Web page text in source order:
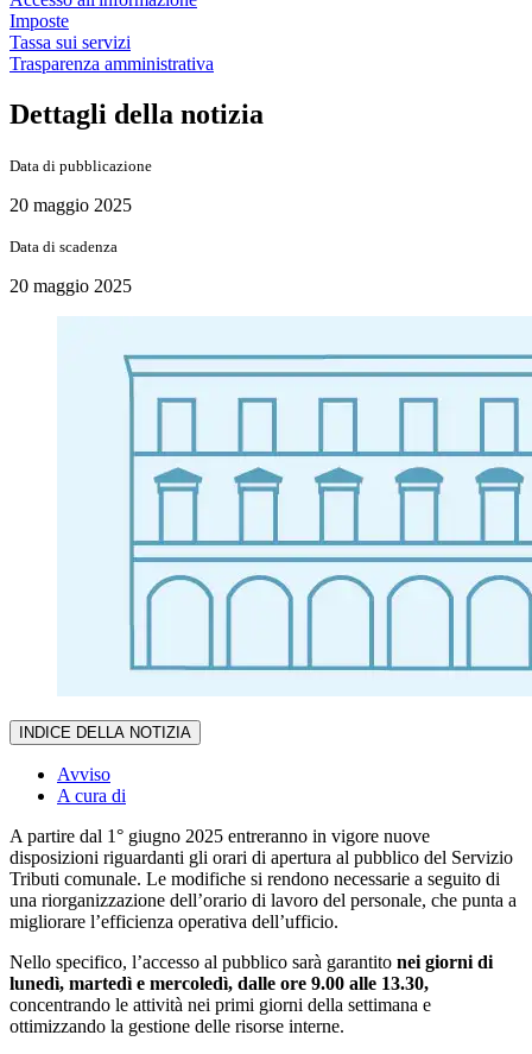
Imposte
Tassa sui servizi
Trasparenza amministrativa
Dettagli della notizia
Data di pubblicazione
20 maggio 2025
Data di scadenza
20 maggio 2025
INDICE DELLA NOTIZIA
Avviso
A cura di
A partire dal 1° giugno 2025 entreranno in vigore nuove
disposizioni riguardanti gli orari di apertura al pubblico del Servizio
Tributi comunale. Le modifiche si rendono necessarie a seguito di
una riorganizzazione dell’orario di lavoro del personale, che punta a
migliorare l’efficienza operativa dell’ufficio.
Nello specifico, l’accesso al pubblico sarà garantito nei giorni di
lunedì, martedì e mercoledì, dalle ore 9.00 alle 13.30,
concentrando le attività nei primi giorni della settimana e
ottimizzando la gestione delle risorse interne.